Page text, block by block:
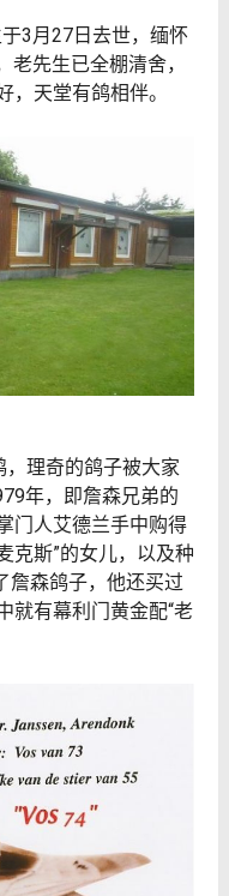
于3月27日去世，缅怀
先生已全棚清舍，
天堂有鸽相伴。
，理奇的鸽子被大家
年，即詹森兄弟的
门人艾德兰手中购得
克斯”的女儿，以及种
詹森鸽子，他还买过
就有幕利门黄金配“老